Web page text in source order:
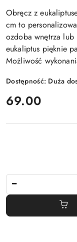
Obręcz z
cm to
ozdoba wnętrza
eukaliptus pięknie
Możliwość
Dostępność: Duża
cena:
69.00